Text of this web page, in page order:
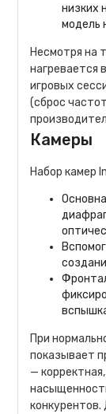
низких
модель
Несмотря на
нагревается
игровых
(сброс
Камеры
Набор камер
При
показывает
—
конкурентов.